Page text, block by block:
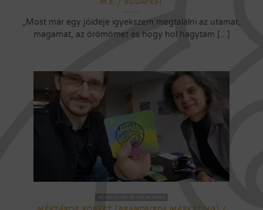
„Most már egy jóideje igyekszem megtalálni az utamat,
magamat, az örömömet és hogy hol hagytam [...]
KONZULTÁCIÓ-COACHING